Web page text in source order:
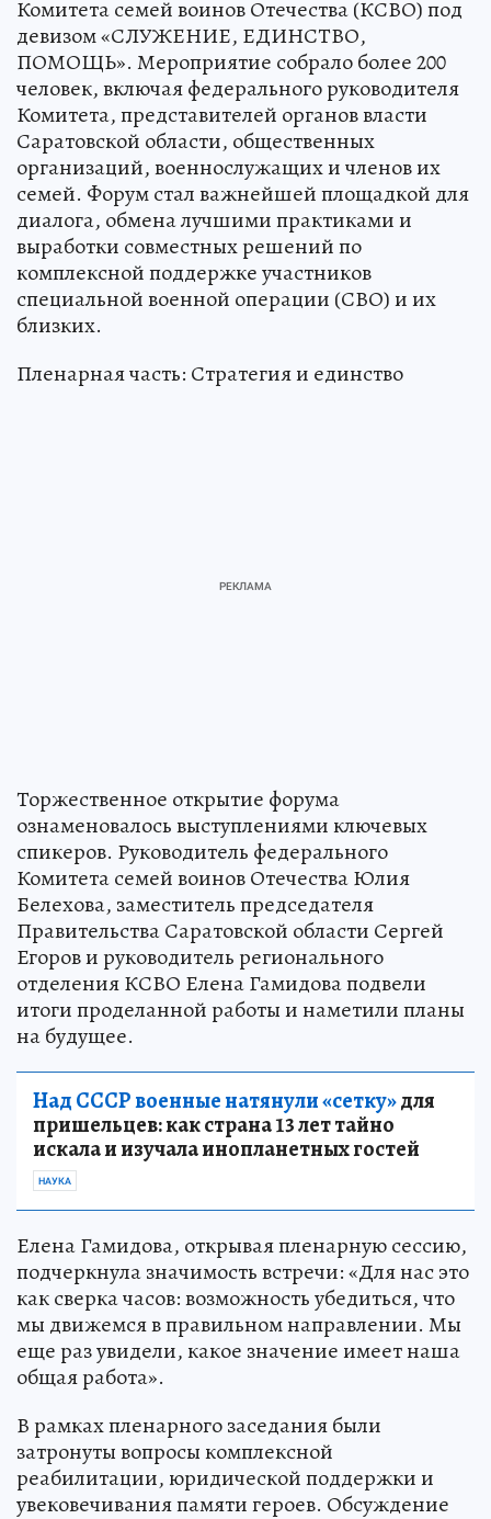
Комитета семей воинов Отечества (КСВО) под
девизом «СЛУЖЕНИЕ, ЕДИНСТВО,
ПОМОЩЬ». Мероприятие собрало более 200
человек, включая федерального руководителя
Комитета, представителей органов власти
Саратовской области, общественных
организаций, военнослужащих и членов их
семей. Форум стал важнейшей площадкой для
диалога, обмена лучшими практиками и
выработки совместных решений по
комплексной поддержке участников
специальной военной операции (СВО) и их
близких.
Пленарная часть: Стратегия и единство
Торжественное открытие форума
ознаменовалось выступлениями ключевых
спикеров. Руководитель федерального
Комитета семей воинов Отечества Юлия
Белехова, заместитель председателя
Правительства Саратовской области Сергей
Егоров и руководитель регионального
отделения КСВО Елена Гамидова подвели
итоги проделанной работы и наметили планы
на будущее.
Над СССР военные натянули «сетку»для
пришельцев: как страна 13 лет тайно
искала и изучала инопланетных гостей
НАУКА
Елена Гамидова, открывая пленарную сессию,
подчеркнула значимость встречи: «Для нас это
как сверка часов: возможность убедиться, что
мы движемся в правильном направлении. Мы
еще раз увидели, какое значение имеет наша
общая работа».
В рамках пленарного заседания были
затронуты вопросы комплексной
реабилитации, юридической поддержки и
увековечивания памяти героев. Обсуждение